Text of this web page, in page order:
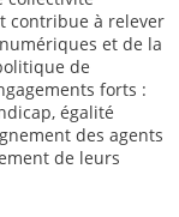
contribue à relever
et de la
de
forts :
égalité
des agents
de leurs